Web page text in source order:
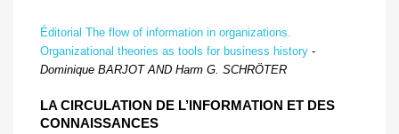
Éditorial The flow of information in organizations.
Organizational theories as tools for business history -
Dominique BARJOT AND Harm G. SCHRÖTER
LA CIRCULATION DE L’INFORMATION ET DES
CONNAISSANCES